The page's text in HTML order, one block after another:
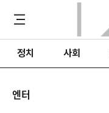
정치 사회
엔터